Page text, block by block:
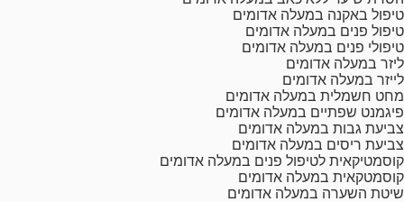
טיפול באקנה במעלה אדומים
טיפול פנים במעלה אדומים
טיפולי פנים במעלה אדומים
ליזר במעלה אדומים
לייזר במעלה אדומים
מחט חשמלית במעלה אדומים
פיגמנט שפתיים במעלה אדומים
צביעת גבות במעלה אדומים
צביעת ריסים במעלה אדומים
קוסמטיקאית לטיפול פנים במעלה אדומים
קוסמטקאית במעלה אדומים
שיטת השערה במעלה אדומים